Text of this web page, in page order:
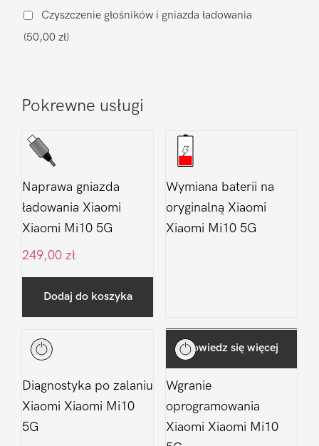
Xiaomi
Mi10
Czyszczenie głośników i gniazda ładowania
(50,00 zł)
Pokrewne usługi
Naprawa gniazda
ładowania Xiaomi
Xiaomi Mi10 5G
249,00 zł
Dodaj do koszyka
Wymiana baterii na
oryginalną Xiaomi
Xiaomi Mi10 5G
Dowiedz się więcej
Diagnostyka po zalaniu
Xiaomi Xiaomi Mi10
5G
Wgranie
oprogramowania
Xiaomi Xiaomi Mi10